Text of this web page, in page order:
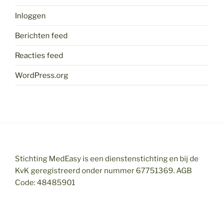
Inloggen
Berichten feed
Reacties feed
WordPress.org
Stichting MedEasy is een dienstenstichting en bij de
KvK geregistreerd onder nummer 67751369. AGB
Code: 48485901